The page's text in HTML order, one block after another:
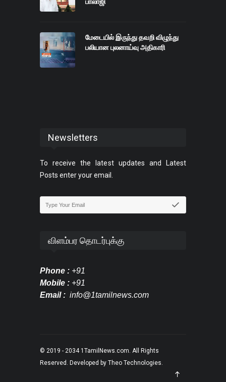
மேடையில் இருந்து தவறி விழுந்து
பலியான புலனாய்வு அதிகாரி
Newsletters
To receive the latest updates and Latest
Posts enter your email.
விளம்பர தொடர்புக்கு
Phone : +91
Mobile : +91
Email : info@1tamilnews.com
© 2019 - 2034 1TamilNews.com . All Rights
Reserved. Developed by Theo Technologies